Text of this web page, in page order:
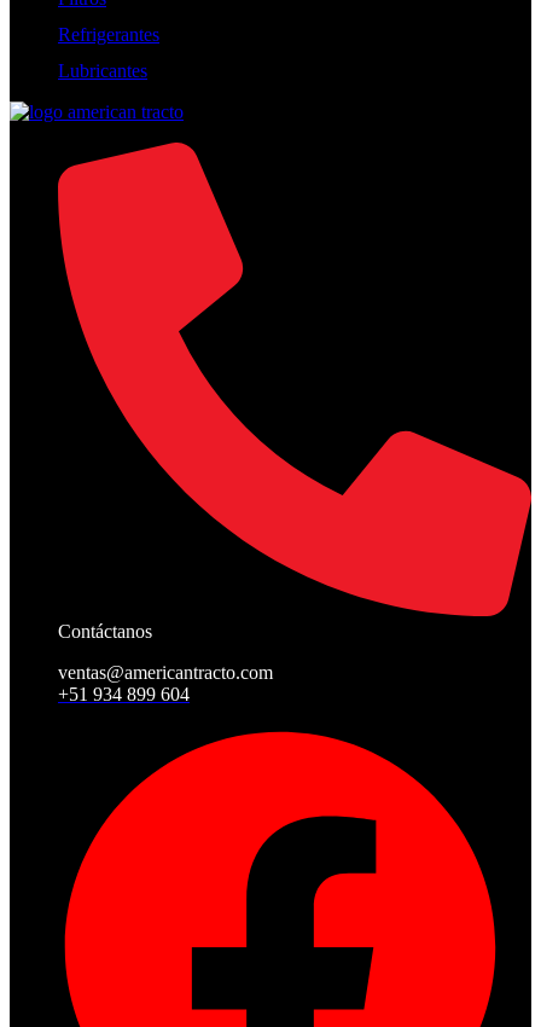
Refrigerantes
Lubricantes
Contáctanos
ventas@americantracto.com
+51 934 899 604